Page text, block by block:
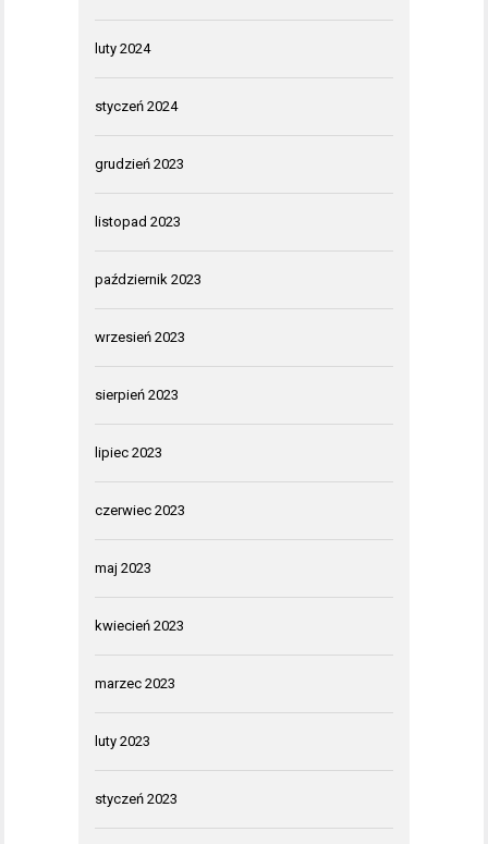
luty 2024
styczeń 2024
grudzień 2023
listopad 2023
październik 2023
wrzesień 2023
sierpień 2023
lipiec 2023
czerwiec 2023
maj 2023
kwiecień 2023
marzec 2023
luty 2023
styczeń 2023